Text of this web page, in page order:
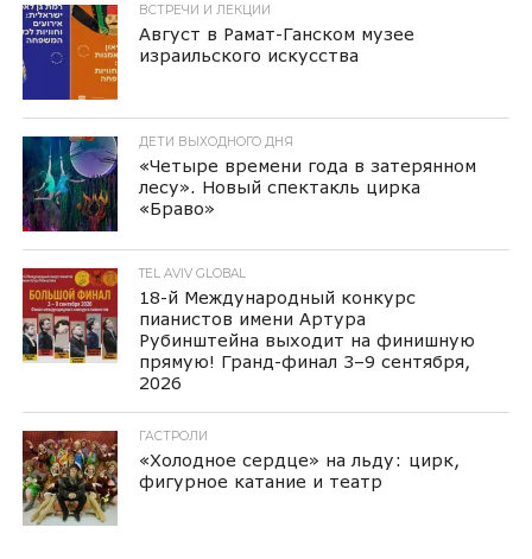
ВСТРЕЧИ И ЛЕКЦИИ
Август в Рамат-Ганском музее
израильского искусства
ДЕТИ ВЫХОДНОГО ДНЯ
«Четыре времени года в затерянном
лесу». Новый спектакль цирка
«Браво»
TEL AVIV GLOBAL
18-й Международный конкурс
пианистов имени Артура
Рубинштейна выходит на финишную
прямую! Гранд-финал 3–9 сентября,
2026
ГАСТРОЛИ
«Холодное сердце» на льду: цирк,
фигурное катание и театр